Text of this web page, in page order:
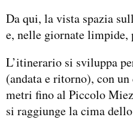
Da qui, la vista spazia
e, nelle giornate limpide,
L’itinerario si sviluppa
(andata e ritorno), con
metri fino al Piccolo
si raggiunge la cima